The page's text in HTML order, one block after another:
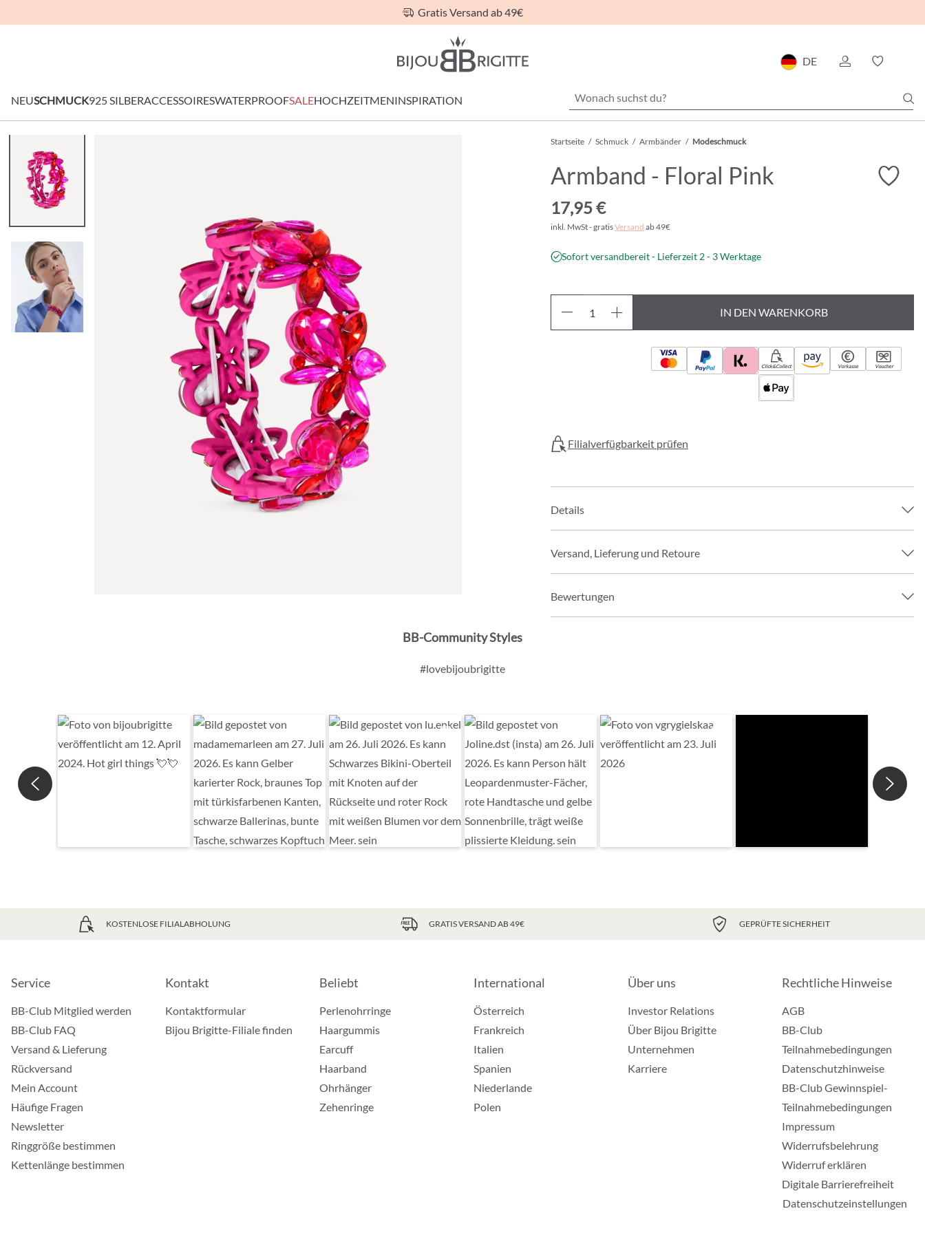
Gratis Versand ab 49€
DE
NEUSCHMUCK925 SILBERACCESSOIRESWATERPROOFSALEHOCHZEITMENINSPIRATION
Startseite / Schmuck / Armbänder / Modeschmuck
Armband - Floral Pink
17,95 €
inkl. MwSt - gratisVersand ab 49€
Sofort versandbereit - Lieferzeit 2 - 3 Werktage
IN DEN WARENKORB
Click&Collect Vorkasse Voucher
Filialverfügbarkeit prüfen
Details
Versand, Lieferung und Retoure
Bewertungen
BB-Community Styles
#lovebijoubrigitte
KOSTENLOSE FILIALABHOLUNG GRATIS VERSAND AB 49€ GEPRÜFTE SICHERHEIT
Service
BB-Club Mitglied werden
BB-Club FAQ
Versand & Lieferung
Rückversand
Mein Account
Häufige Fragen
Newsletter
Ringgröße bestimmen
Kettenlänge bestimmen
Kontakt
Kontaktformular
Bijou Brigitte-Filiale finden
Beliebt
Perlenohrringe
Haargummis
Earcuff
Haarband
Ohrhänger
Zehenringe
International
Österreich
Frankreich
Italien
Spanien
Niederlande
Polen
Über uns
Investor Relations
Über Bijou Brigitte
Unternehmen
Karriere
Rechtliche Hinweise
AGB
BB-Club
Teilnahmebedingungen
Datenschutzhinweise
BB-Club Gewinnspiel-
Teilnahmebedingungen
Impressum
Widerrufsbelehrung
Widerruf erklären
Digitale Barrierefreiheit
Datenschutzeinstellungen